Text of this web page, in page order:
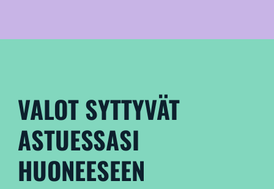
VALOT SYTTYVÄT
ASTUESSASI
HUONEESEEN